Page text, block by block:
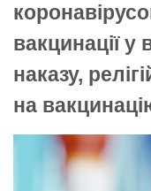
вакцинації у
наказу,
на